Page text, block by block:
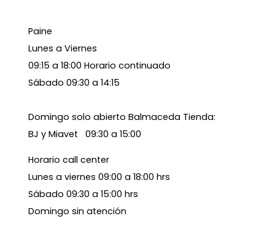
Paine
Lunes a Viernes
09:15 a 18:00 Horario continuado
Sábado 09:30 a 14:15
Domingo solo abierto Balmaceda Tienda:
BJ y Miavet 09:30 a 15:00
Horario call center
Lunes a viernes 09:00 a 18:00 hrs
Sábado 09:30 a 15:00 hrs
Domingo sin atención